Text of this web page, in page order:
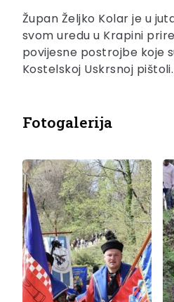
Župan Željko Kolar je u
svom uredu u Krapini
povijesne postrojbe koje
Kostelskoj Uskrsnoj pištoli.
Fotogalerija